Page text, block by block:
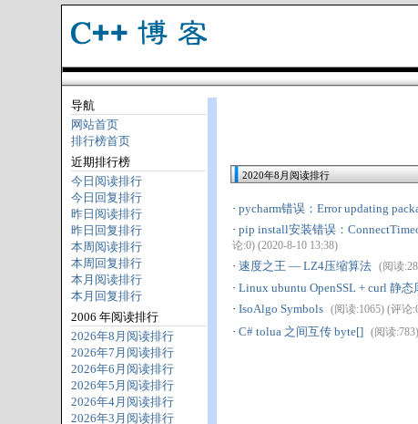
导航
网站首页
排行榜首页
近期排行榜
今日阅读排行
今日回复排行
昨日阅读排行
昨日回复排行
本周阅读排行
本周回复排行
本月阅读排行
本月回复排行
2006 年阅读排行
2026年8月阅读排行
2026年7月阅读排行
2026年6月阅读排行
2026年5月阅读排行
2026年4月阅读排行
2026年3月阅读排行
2020年8月阅读排行
·pycharm错误：Error updating
·pip install安装错误：
论:0) (2020-8-10 13:38)
·速度之王 — LZ4压缩算法 (阅读
·Linux ubuntu OpenSSL + curl 静态
·IsoAlgo Symbols (阅读:1065) (评论
·C# tolua 之间互传 byte[] (阅读